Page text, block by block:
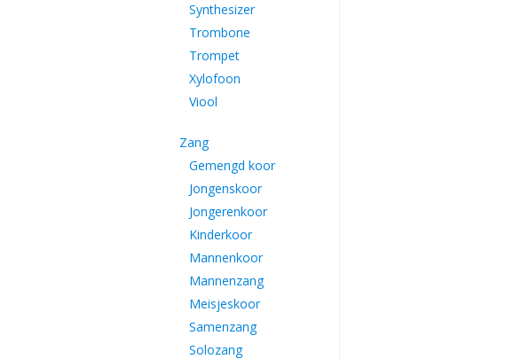
Synthesizer
Trombone
Trompet
Xylofoon
Viool
Zang
Gemengd koor
Jongenskoor
Jongerenkoor
Kinderkoor
Mannenkoor
Mannenzang
Meisjeskoor
Samenzang
Solozang